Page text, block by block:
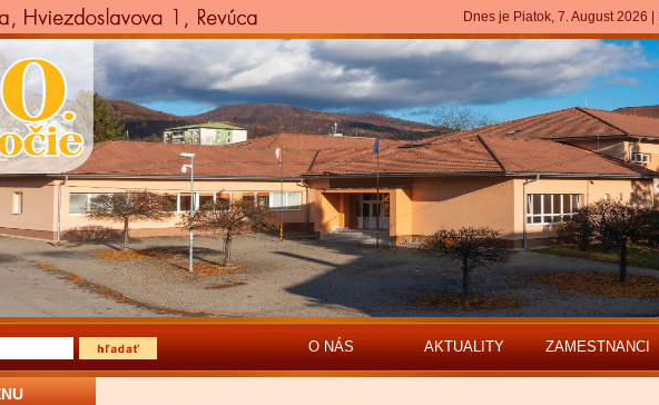
Dnes je Piatok, 7. August 2026 |
O NÁS AKTUALITY ZAMESTNANCI